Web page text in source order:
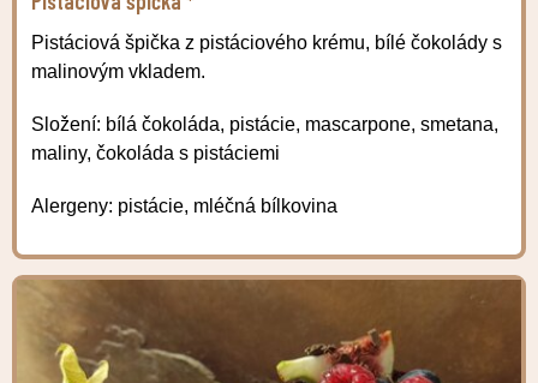
Pistáciová špička z pistáciového krému, bílé čokolády s
malinovým vkladem.
Složení: bílá čokoláda, pistácie, mascarpone, smetana,
maliny, čokoláda s pistáciemi
Alergeny: pistácie, mléčná bílkovina